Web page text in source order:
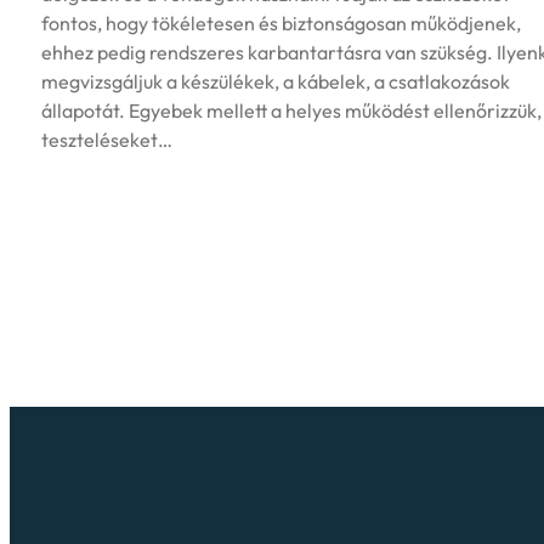
fontos, hogy tökéletesen és biztonságosan működjenek,
ehhez pedig rendszeres karbantartásra van szükség.
megvizsgáljuk a készülékek, a kábelek, a csatlakozások
állapotát. Egyebek mellett a helyes működést ellenőrizzük,
teszteléseket…